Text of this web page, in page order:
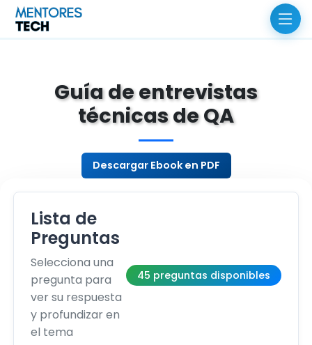
Guía de entrevistas
técnicas de QA
Descargar Ebook en PDF
Lista de
Preguntas
Selecciona una
pregunta para
ver su respuesta
y profundizar en
el tema
45 preguntas disponibles